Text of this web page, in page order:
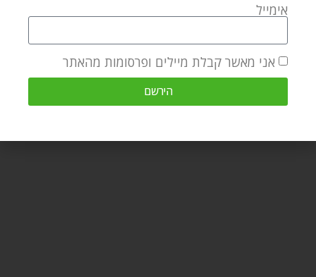
מבקשים את הצדיק – פרשת השבוע דברים
תשעה באב וסר אייזק ניוטון – שלושת השבועות
מאמרים קשורים
מעשיות ומשלים מרבי נחמן מברסלב – העני והיהלום – החיפוש אחר
היהלום האמיתי
אימייל
אני מאשר קבלת מיילים ופרסומות מהאתר
הירשם